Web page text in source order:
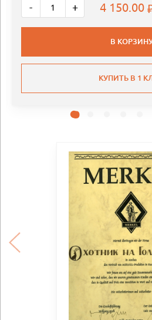
- + 4 150.00
В
КУПИТЬ В 1